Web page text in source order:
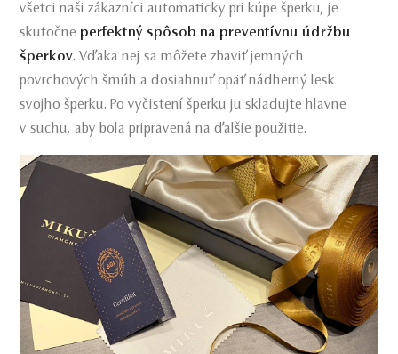
všetci naši zákazníci automaticky pri kúpe šperku, je
skutočne perfektný spôsob na preventívnu údržbu
šperkov. Vďaka nej sa môžete zbaviť jemných
povrchových šmúh a dosiahnuť opäť nádherný lesk
svojho šperku. Po vyčistení šperku ju skladujte hlavne
v suchu, aby bola pripravená na ďalšie použitie.